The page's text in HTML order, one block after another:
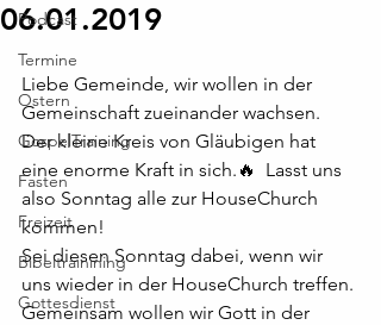
Podcast
Termine
Ostern
GospelTraining
Fasten
Freizeit
Bibeltrainining
Gottesdienst
06.01.2019
Liebe Gemeinde, wir wollen in der
Gemeinschaft zueinander wachsen.
Der kleine Kreis von Gläubigen hat
eine enorme Kraft in sich.🔥  Lasst uns
also Sonntag alle zur HouseChurch
kommen!
Sei diesen Sonntag dabei, wenn wir
uns wieder in der HouseChurch treffen.
Gemeinsam wollen wir Gott in der